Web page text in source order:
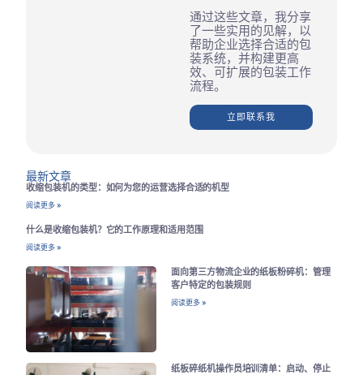
通过这些文章，我分享
了一些实用的见解，以
帮助企业选择合适的包
装系统，并构建更高
效、可扩展的包装工作
流程。
立即联系我
最新文章
收缩包装机的类型：如何为您的运营选择合适的机型
阅读更多 »
什么是收缩包装机？它的工作原理和适用范围
阅读更多 »
面向第三方物流企业的纸板粉碎机：管理
客户特定的包装规则
阅读更多 »
纸板碎纸机操作员培训清单：启动、停止